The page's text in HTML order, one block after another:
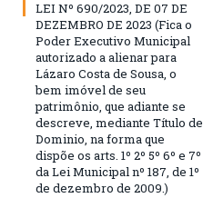
LEI Nº 690/2023, DE 07 DE
DEZEMBRO DE 2023 (Fica o
Poder Executivo Municipal
autorizado a alienar para
Lázaro Costa de Sousa, o
bem imóvel de seu
patrimônio, que adiante se
descreve, mediante Título de
Dominio, na forma que
dispõe os arts. 1º 2º 5º 6º e 7º
da Lei Municipal nº 187, de 1º
de dezembro de 2009.)